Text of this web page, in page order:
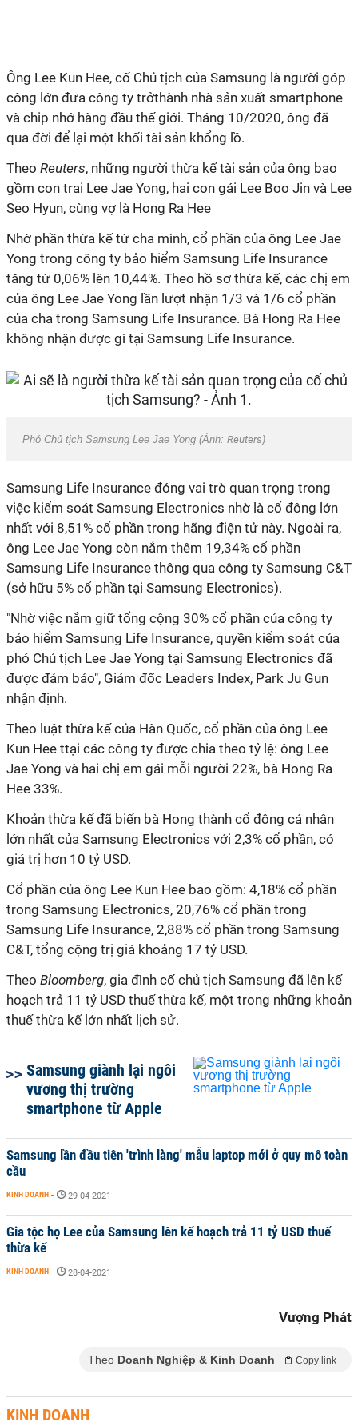
Ông Lee Kun Hee, cố Chủ tịch của Samsung là người góp
công lớn đưa công ty trởthành nhà sản xuất smartphone
và chip nhớ hàng đầu thế giới. Tháng 10/2020, ông đã
qua đời để lại một khối tài sản khổng lồ.
Theo Reuters, những người thừa kế tài sản của ông bao
gồm con trai Lee Jae Yong, hai con gái Lee Boo Jin và Lee
Seo Hyun, cùng vợ là Hong Ra Hee
Nhờ phần thừa kế từ cha mình, cổ phần của ông Lee Jae
Yong trong công ty bảo hiểm Samsung Life Insurance
tăng từ 0,06% lên 10,44%. Theo hồ sơ thừa kế, các chị em
của ông Lee Jae Yong lần lượt nhận 1/3 và 1/6 cổ phần
của cha trong Samsung Life Insurance. Bà Hong Ra Hee
không nhận được gì tại Samsung Life Insurance.
Phó Chủ tịch Samsung Lee Jae Yong (Ảnh: Reuters)
Samsung Life Insurance đóng vai trò quan trọng trong
việc kiểm soát Samsung Electronics nhờ là cổ đông lớn
nhất với 8,51% cổ phần trong hãng điện tử này. Ngoài ra,
ông Lee Jae Yong còn nắm thêm 19,34% cổ phần
Samsung Life Insurance thông qua công ty Samsung C&T
(sở hữu 5% cổ phần tại Samsung Electronics).
"Nhờ việc nắm giữ tổng cộng 30% cổ phần của công ty
bảo hiểm Samsung Life Insurance, quyền kiểm soát của
phó Chủ tịch Lee Jae Yong tại Samsung Electronics đã
được đảm bảo", Giám đốc Leaders Index, Park Ju Gun
nhận định.
Theo luật thừa kế của Hàn Quốc, cổ phần của ông Lee
Kun Hee ttại các công ty được chia theo tỷ lệ: ông Lee
Jae Yong và hai chị em gái mỗi người 22%, bà Hong Ra
Hee 33%.
Khoản thừa kế đã biến bà Hong thành cổ đông cá nhân
lớn nhất của Samsung Electronics với 2,3% cổ phần, có
giá trị hơn 10 tỷ USD.
Cổ phần của ông Lee Kun Hee bao gồm: 4,18% cổ phần
trong Samsung Electronics, 20,76% cổ phần trong
Samsung Life Insurance, 2,88% cổ phần trong Samsung
C&T, tổng cộng trị giá khoảng 17 tỷ USD.
Theo Bloomberg, gia đình cố chủ tịch Samsung đã lên kế
hoạch trả 11 tỷ USD thuế thừa kế, một trong những khoản
thuế thừa kế lớn nhất lịch sử.
Samsung giành lại ngôi
vương thị trường
smartphone từ Apple
Samsung lần đầu tiên 'trình làng' mẫu laptop mới ở quy mô toàn
cầu
KINH DOANH - 29-04-2021
Gia tộc họ Lee của Samsung lên kế hoạch trả 11 tỷ USD thuế
thừa kế
KINH DOANH - 28-04-2021
Vượng Phát
Theo Doanh Nghiệp & Kinh Doanh Copy link
KINH DOANH